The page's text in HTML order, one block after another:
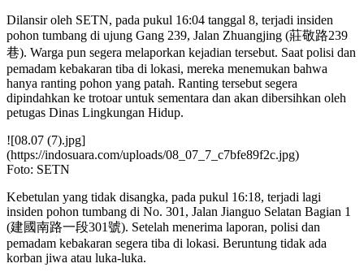
Dilansir oleh SETN, pada pukul 16:04 tanggal 8, terjadi insiden
pohon tumbang di ujung Gang 239, Jalan Zhuangjing (莊敬路239
巷). Warga pun segera melaporkan kejadian tersebut. Saat polisi dan
pemadam kebakaran tiba di lokasi, mereka menemukan bahwa
hanya ranting pohon yang patah. Ranting tersebut segera
dipindahkan ke trotoar untuk sementara dan akan dibersihkan oleh
petugas Dinas Lingkungan Hidup.
![08.07 (7).jpg]
(https://indosuara.com/uploads/08_07_7_c7bfe89f2c.jpg)
Foto: SETN
Kebetulan yang tidak disangka, pada pukul 16:18, terjadi lagi
insiden pohon tumbang di No. 301, Jalan Jianguo Selatan Bagian 1
(建國南路一段301號). Setelah menerima laporan, polisi dan
pemadam kebakaran segera tiba di lokasi. Beruntung tidak ada
korban jiwa atau luka-luka.